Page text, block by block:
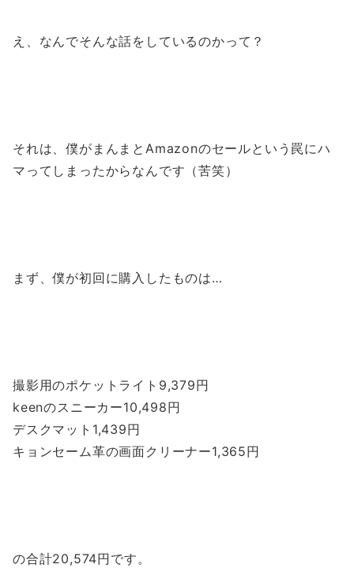
え、なんでそんな話をしているのかって？
それは、僕がまんまとAmazonのセールという罠にハ
マってしまったからなんです（苦笑）
まず、僕が初回に購入したものは…
撮影用のポケットライト9,379円
keenのスニーカー10,498円
デスクマット1,439円
キョンセーム革の画面クリーナー1,365円
の合計20,574円です。